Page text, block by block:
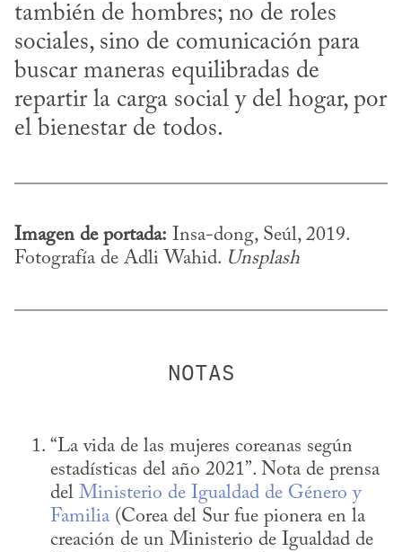
también de hombres; no de roles
sociales, sino de comunicación para
buscar maneras equilibradas de
repartir la carga social y del hogar, por
el bienestar de todos.
Imagen de portada: Insa-dong, Seúl, 2019.
Fotografía de Adli Wahid. Unsplash
“La vida de las mujeres coreanas según
estadísticas del año 2021”. Nota de prensa
del Ministerio de Igualdad de Género y
Familia (Corea del Sur fue pionera en la
creación de un Ministerio de Igualdad de